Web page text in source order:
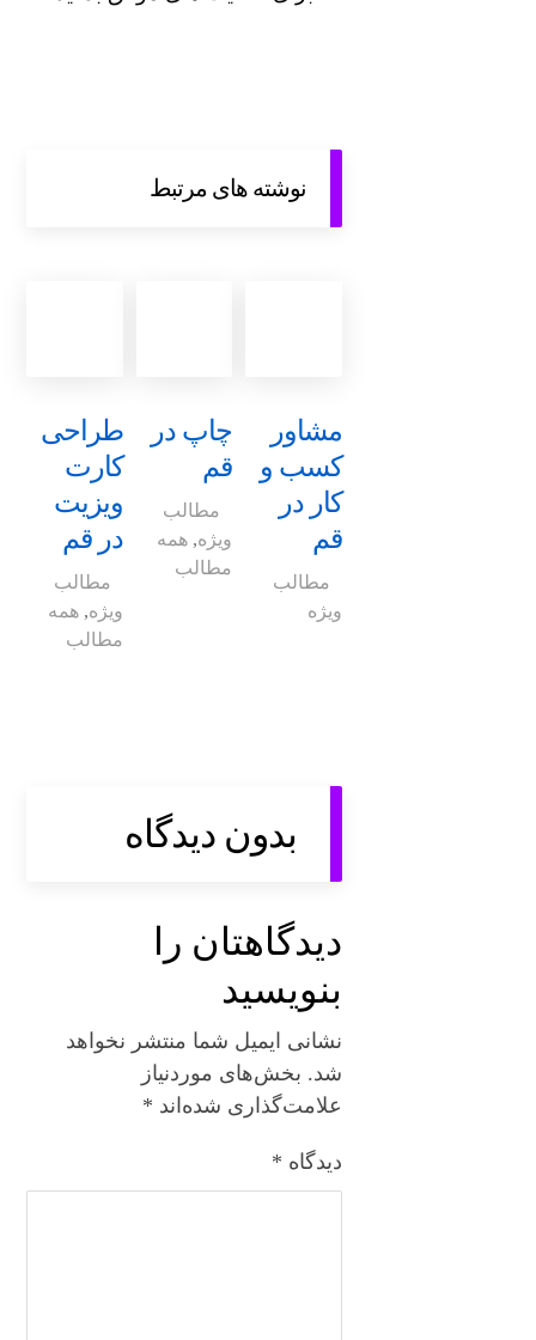
نوشته های مرتبط
طراحی
کارت
ویزیت
در قم
مطالب
ویژه, همه
مطالب
چاپ در
قم
مطالب
ویژه, همه
مطالب
مشاور
کسب و
کار در
قم
مطالب
ویژه
بدون دیدگاه
دیدگاهتان را
بنویسید
نشانی ایمیل شما منتشر نخواهد
شد. بخش‌های موردنیاز
علامت‌گذاری شده‌اند *
دیدگاه *